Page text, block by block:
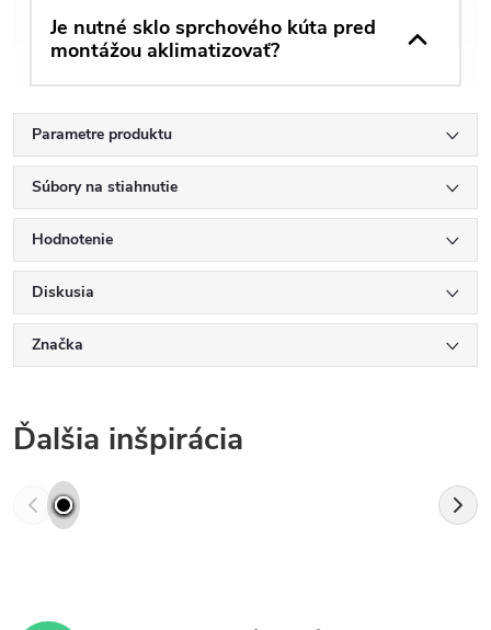
Je nutné sklo sprchového kúta pred
montážou aklimatizovať?
Parametre produktu
Súbory na stiahnutie
Hodnotenie
Diskusia
Značka
Ďalšia inšpirácia